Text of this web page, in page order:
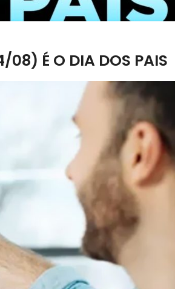
08) É O DIA DOS PAIS